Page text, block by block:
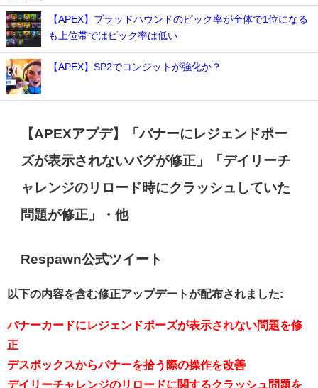
【APEX】ブラッドハウンドのピック率が全体で1位になる
も上位帯ではピック率は低い
【APEX】SP2でコンジットが強化か？
【APEXアプデ】「バナーにレジェンドポー
ズが表示されないバグが修正」「デイリーチ
ャレンジのリロード時にクラッシュしていた
問題が修正」・他
Respawn公式ツイート
以下の内容を含む修正アップデートが配布されました:
バナーカードにレジェンドポーズが表示されない問題を修
正
デスボックスからバナーを拾う際の操作を改善
デイリーチャレンジのリロードに関するクラッシュ問題を